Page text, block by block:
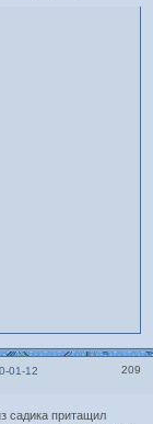
209
01-12
садика притащил